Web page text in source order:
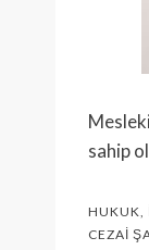
sahip
HUKUK,
CEZAI